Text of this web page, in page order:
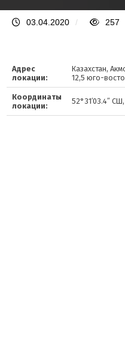
03.04.2020 / 257
Адрес
локации:
Казахстан,
12,5 юго-
Координаты
локации:
52°31′03.4″ СШ,